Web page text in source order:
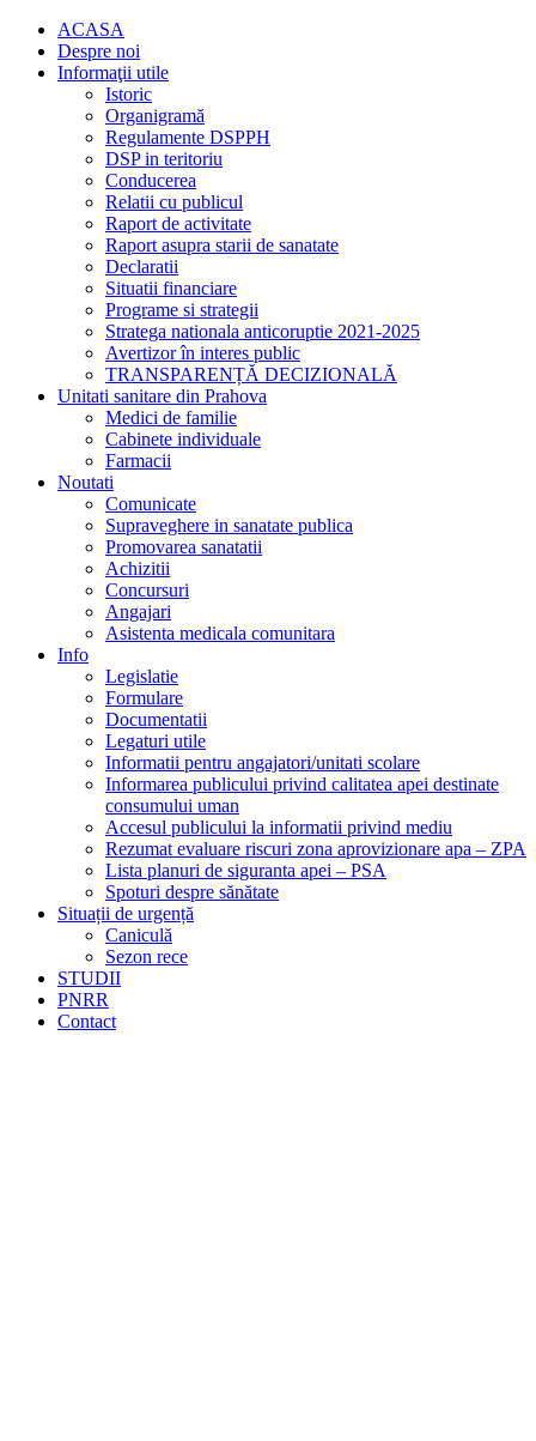
ACASA
Despre noi
Informaţii utile
Istoric
Organigramă
Regulamente DSPPH
DSP in teritoriu
Conducerea
Relatii cu publicul
Raport de activitate
Raport asupra starii de sanatate
Declaratii
Situatii financiare
Programe si strategii
Stratega nationala anticoruptie 2021-2025
Avertizor în interes public
TRANSPARENȚĂ DECIZIONALĂ
Unitati sanitare din Prahova
Medici de familie
Cabinete individuale
Farmacii
Noutati
Comunicate
Supraveghere in sanatate publica
Promovarea sanatatii
Achizitii
Concursuri
Angajari
Asistenta medicala comunitara
Info
Legislatie
Formulare
Documentatii
Legaturi utile
Informatii pentru angajatori/unitati scolare
Informarea publicului privind calitatea apei destinate
consumului uman
Accesul publicului la informatii privind mediu
Rezumat evaluare riscuri zona aprovizionare apa – ZPA
Lista planuri de siguranta apei – PSA
Spoturi despre sănătate
Situații de urgență
Caniculă
Sezon rece
STUDII
PNRR
Contact